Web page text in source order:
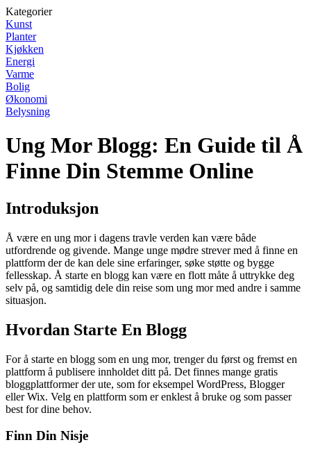
Kategorier
Kunst
Planter
Kjøkken
Energi
Varme
Bolig
Økonomi
Belysning
Ung Mor Blogg: En Guide til Å
Finne Din Stemme Online
Introduksjon
Å være en ung mor i dagens travle verden kan være både
utfordrende og givende. Mange unge mødre strever med å finne en
plattform der de kan dele sine erfaringer, søke støtte og bygge
fellesskap. Å starte en blogg kan være en flott måte å uttrykke deg
selv på, og samtidig dele din reise som ung mor med andre i samme
situasjon.
Hvordan Starte En Blogg
For å starte en blogg som en ung mor, trenger du først og fremst en
plattform å publisere innholdet ditt på. Det finnes mange gratis
bloggplattformer der ute, som for eksempel WordPress, Blogger
eller Wix. Velg en plattform som er enklest å bruke og som passer
best for dine behov.
Finn Din Nisje